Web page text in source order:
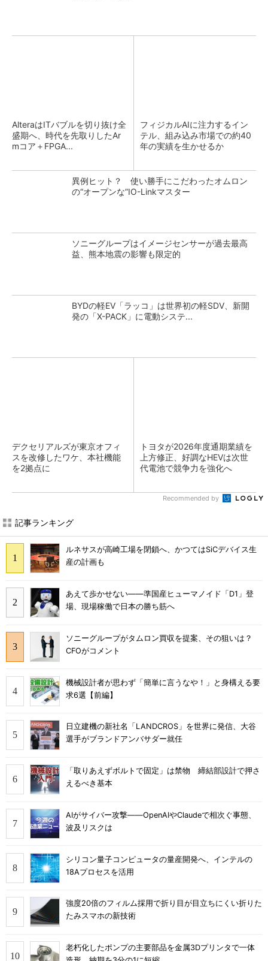
AlteraはITバブルを切り抜け全
盛期へ、時代を先取りしたAr
mコア＋FPGA...
フィジカルAIに注力するイン
テル、組み込み市場での約40
年の実績を生かせるか
異例ヒット？ 使い勝手にこだわったオムロン
の“オープンな”IO-Linkマスター
ソニーグループはイメージセンサーが過去最高
益、熊本地震の影響も限定的
BYDの軽EV「ラッコ」は世界初の軽SDV、新開
発の「X-PACK」に電動システ...
デクセリアルズが東京オフィ
スを改修したワケ、本社機能
を2拠点に
トヨタが2026年度通期業績を
上方修正、好調なHEVは次世
代電池で競争力を強化へ
Recommended by
記事ランキング
ルネサスが高崎工場を閉鎖へ、かつてはSiCデバイス生
産の計画も
あえて歩かせない――準国産ヒューマノイド「D1」登
場、現場稼働で日本の勝ち筋へ
ソニーグループがタムロン買収を提案、その狙いは？
CFOがコメント
機械設計者が思わず「簡単に言うなや！」と身構える要
求6選【前編】
日立建機の新社名「LANDCROS」を世界に発信、大谷
選手がブランドアンバサダー就任
「取りあえずボルトで固定」は禁物 締結部設計で押さ
えるべき基本
AIがサイバー攻撃――OpenAIやClaudeで相次ぐ事態、
波及リスクは
シリコン量子コンピュータの量産開発へ、インテルの
18Aプロセスを活用
強度20倍のフィルム採用で折り目が目立ちにくい折りた
たみスマホの新技術
老朽化したポンプの主要部品を金属3Dプリンタで一体